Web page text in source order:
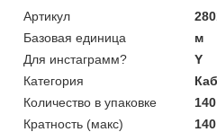
Артикул
Базовая единица
м
Для инстаграмм?
Y
Категория
Количество в упаковке
140
Кратность (макс)
140